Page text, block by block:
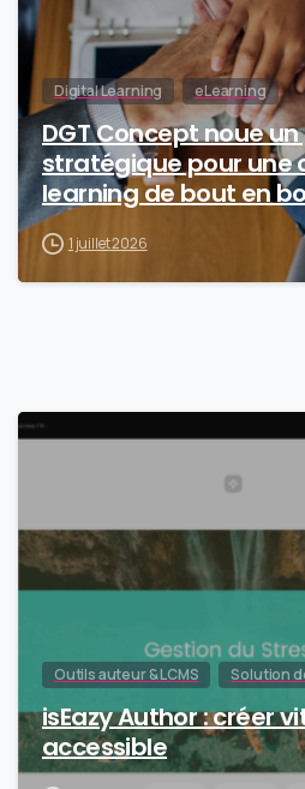
Digital Learning eLearning
DGT Concept noue
stratégique pour une
learning de bout en
1 juillet 2026
Outils auteur & LCMS Solution
isEazy Author : créer
accessible